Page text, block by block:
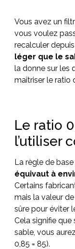
Vous avez un
vous voulez
recalculer
léger que le
la donne sur les
maîtriser le ratio
Le ratio
l’utiliser
La règle de
équivaut à
Certains
mais la valeur
sûre pour éviter
Cela signifie
sable, vous
0,85 = 85).